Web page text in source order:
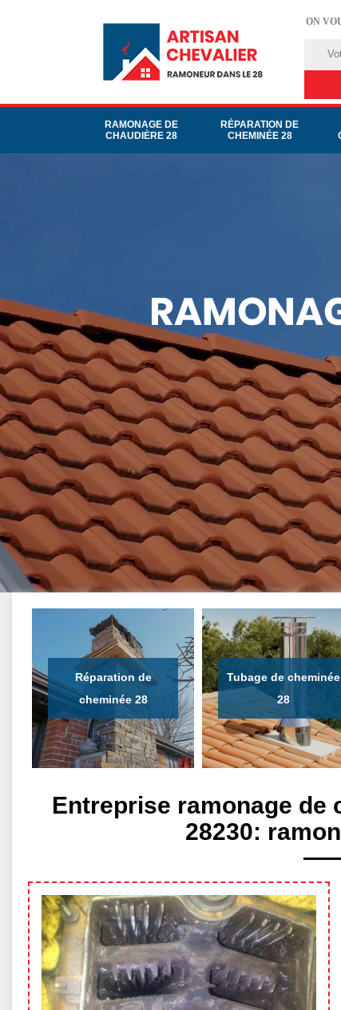
ON
RAMONAGE DE
CHAUDIÈRE 28
RÉPARATION DE
CHEMINÉE 28
Réparation de
cheminée 28
Tubage de cheminée
28
Entreprise ramonage de
28230: